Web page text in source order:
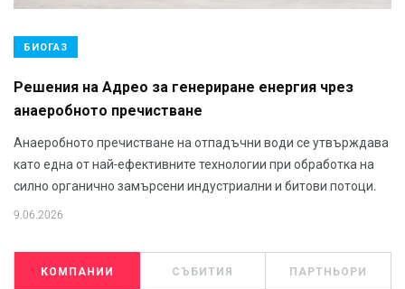
БИОГАЗ
Решения на Адрео за генериране енергия чрез
анаеробното пречистване
Анаеробното пречистване на отпадъчни води се утвърждава
като една от най-ефективните технологии при обработка на
силно органично замърсени индустриални и битови потоци.
9.06.2026
КОМПАНИИ СЪБИТИЯ ПАРТНЬОРИ